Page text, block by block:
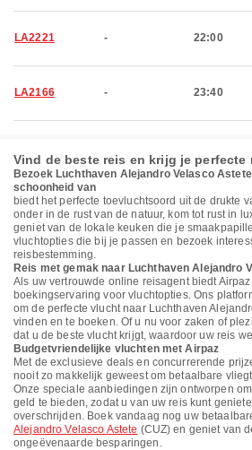
LA2221 - 22:00
LA2166 - 23:40
Vind de beste reis en krijg je perfecte
Bezoek Luchthaven Alejandro Velasco
schoonheid van
biedt het perfecte toevluchtsoord uit de drukte
onder in de rust van de natuur, kom tot rust in
geniet van de lokale keuken die je
vluchtopties die bij je passen en bezoek
reisbestemming.
Reis met gemak naar Luchthaven Alejandro
Als uw vertrouwde online reisagent biedt
boekingservaring voor vluchtopties. Ons
om de perfecte vlucht naar Luchthaven
vinden en te boeken. Of u nu voor zaken of
dat u de beste vlucht krijgt, waardoor uw reis
Budgetvriendelijke vluchten met Airpaz
Met de exclusieve deals en concurrerende
nooit zo makkelijk geweest om betaalbare
Onze speciale aanbiedingen zijn ontworpen
geld te bieden, zodat u van uw reis kunt
overschrijden. Boek vandaag nog uw
Alejandro Velasco Astete (CUZ) en geniet van
ongeëvenaarde besparingen.